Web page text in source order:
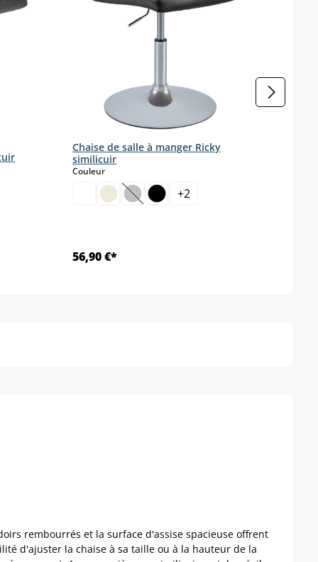
Chaise de salle à manger Ricky
similicuir
Couleurselect
(Cette option n'est pas disponible
+2
56,90 €*
rembourrés et la surface d'assise spacieuse offrent
d'ajuster la chaise à sa taille ou à la hauteur de la